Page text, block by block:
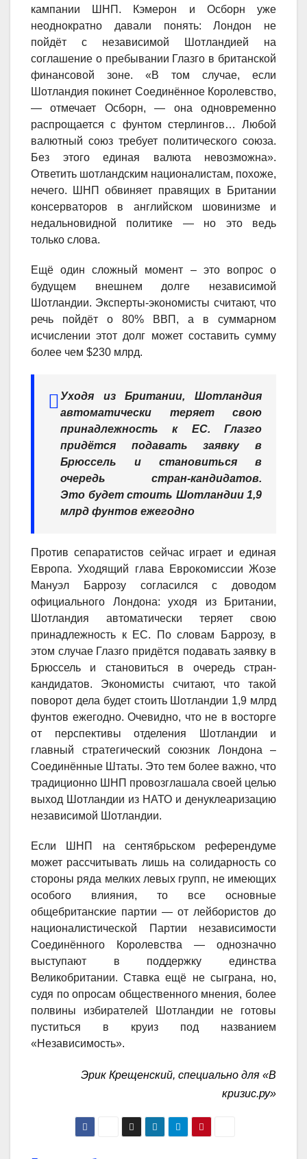
кампании ШНП. Кэмерон и Осборн уже
неоднократно давали понять: Лондон не
пойдёт с независимой Шотландией на
соглашение о пребывании Глазго в британской
финансовой зоне. «В том случае, если
Шотландия покинет Соединённое Королевство,
— отмечает Осборн, — она одновременно
распрощается с фунтом стерлингов… Любой
валютный союз требует политического союза.
Без этого единая валюта невозможна».
Ответить шотландским националистам, похоже,
нечего. ШНП обвиняет правящих в Британии
консерваторов в английском шовинизме и
недальновидной политике — но это ведь
только слова.
Ещё один сложный момент – это вопрос о
будущем внешнем долге независимой
Шотландии. Эксперты-экономисты считают, что
речь пойдёт о 80% ВВП, а в суммарном
исчислении этот долг может составить сумму
более чем $230 млрд.
Уходя из Британии, Шотландия
автоматически теряет свою
принадлежность к ЕС. Глазго
придётся подавать заявку в
Брюссель и становиться в
очередь стран-кандидатов.
Это будет стоить Шотландии 1,9
млрд фунтов ежегодно
Против сепаратистов сейчас играет и единая
Европа. Уходящий глава Еврокомиссии Жозе
Мануэл Баррозу согласился с доводом
официального Лондона: уходя из Британии,
Шотландия автоматически теряет свою
принадлежность к ЕС. По словам Баррозу, в
этом случае Глазго придётся подавать заявку в
Брюссель и становиться в очередь стран-
кандидатов. Экономисты считают, что такой
поворот дела будет стоить Шотландии 1,9 млрд
фунтов ежегодно. Очевидно, что не в восторге
от перспективы отделения Шотландии и
главный стратегический союзник Лондона –
Соединённые Штаты. Это тем более важно, что
традиционно ШНП провозглашала своей целью
выход Шотландии из НАТО и денуклеаризацию
независимой Шотландии.
Если ШНП на сентябрьском референдуме
может рассчитывать лишь на солидарность со
стороны ряда мелких левых групп, не имеющих
особого влияния, то все основные
общебританские партии — от лейбористов до
националистической Партии независимости
Соединённого Королевства — однозначно
выступают в поддержку единства
Великобритании. Ставка ещё не сыграна, но,
судя по опросам общественного мнения, более
полвины избирателей Шотландии не готовы
пуститься в круиз под названием
«Независимость».
Эрик Крещенский, специально для «В
кризис.ру»